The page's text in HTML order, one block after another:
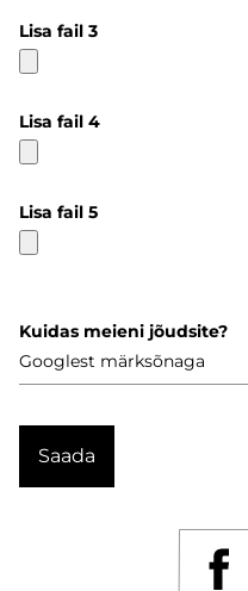
Lisa fail 3
Lisa fail 4
Lisa fail 5
Kuidas meieni jõudsite?